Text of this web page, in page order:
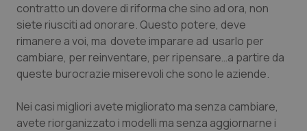
Vaccini
contratto un dovere di riforma che sino ad ora, non
siete riusciti ad onorare. Questo potere, deve
rimanere a voi, ma dovete imparare ad usarlo per
cambiare, per reinventare, per ripensare…a partire da
queste burocrazie miserevoli che sono le aziende.
Nei casi migliori avete migliorato ma senza cambiare,
avete riorganizzato i modelli ma senza aggiornarne i